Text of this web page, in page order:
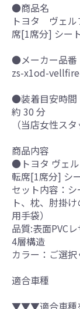
●商品名
トヨタ ヴェル
席[1席分] シー
●メーカー品番
zs-x1od-
●装着目安時間
約 30 分
（当店女性ス
商品内容
●トヨタ ヴェル
転席[1席分] シ
セット内容：
ト、枕、肘掛
用手袋）
品質:表面PVC
4層構造
カラー：ご選
適合車種